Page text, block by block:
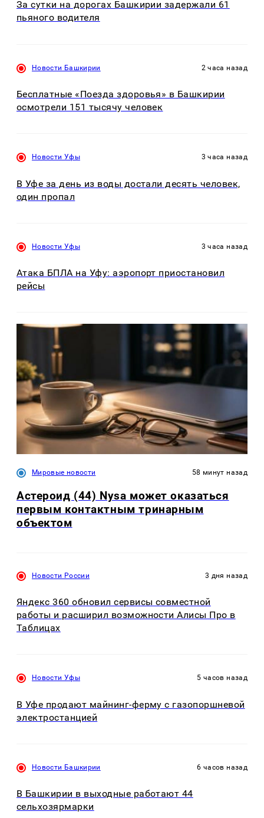
За сутки на дорогах Башкирии задержали 61
пьяного водителя
Новости Башкирии 2 часа назад
Бесплатные «Поезда здоровья» в Башкирии
осмотрели 151 тысячу человек
Новости Уфы 3 часа назад
В Уфе за день из воды достали десять человек,
один пропал
Новости Уфы 3 часа назад
Атака БПЛА на Уфу: аэропорт приостановил
рейсы
Мировые новости 58 минут назад
Астероид (44) Nysa может оказаться
первым контактным тринарным
объектом
Новости России 3 дня назад
Яндекс 360 обновил сервисы совместной
работы и расширил возможности Алисы Про в
Таблицах
Новости Уфы 5 часов назад
В Уфе продают майнинг-ферму с газопоршневой
электростанцией
Новости Башкирии 6 часов назад
В Башкирии в выходные работают 44
сельхозярмарки